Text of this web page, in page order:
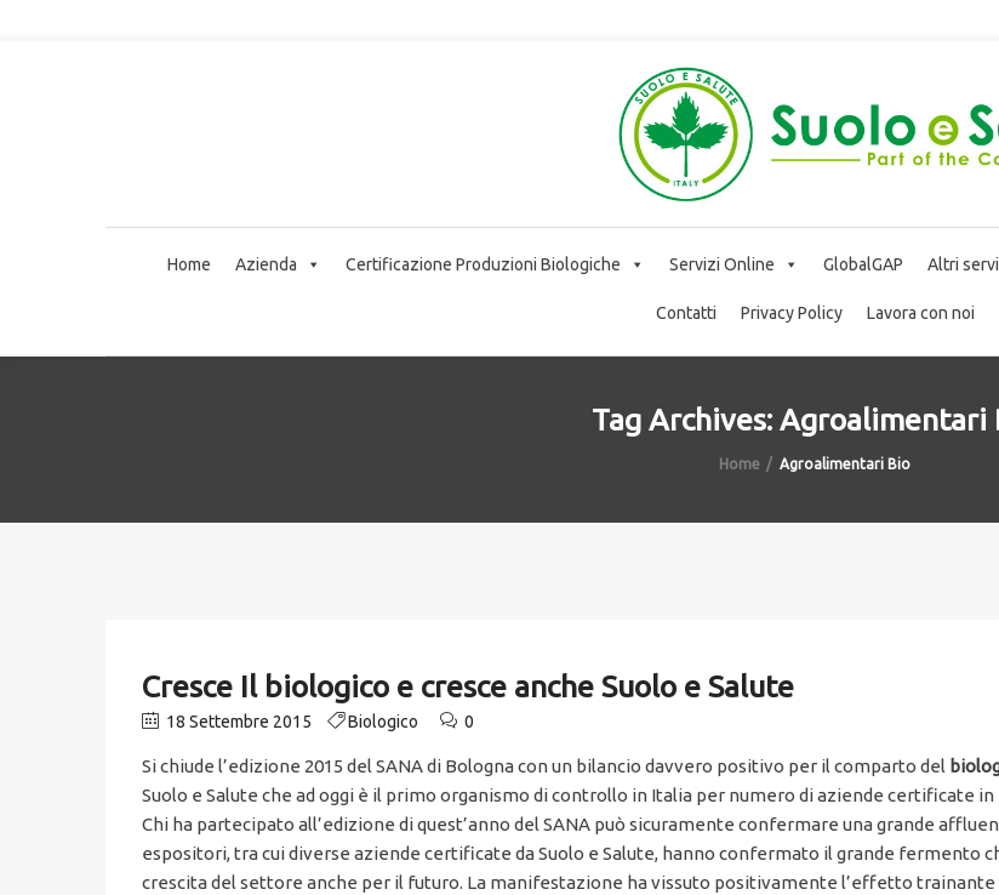
Home Azienda Certificazione Produzioni Biologiche Servizi Online GlobalGAP Altri
Contatti Privacy Policy Lavora con noi
Tag Archives: Agroalimentari
Home Agroalimentari Bio
Cresce Il biologico e cresce anche Suolo e Salute
18 Settembre 2015 Biologico 0
Si chiude l’edizione 2015 del SANA di Bologna con un bilancio davvero positivo per il comparto del
Suolo e Salute che ad oggi è il primo organismo di controllo in Italia per numero di aziende certificate
Chi ha partecipato all’edizione di quest’anno del SANA può sicuramente confermare una grande
espositori, tra cui diverse aziende certificate da Suolo e Salute, hanno confermato il grande fermento
crescita del settore anche per il futuro. La manifestazione ha vissuto positivamente l’effetto